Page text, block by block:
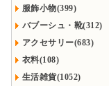
服飾小物(399)
バブーシュ・靴(312)
アクセサリー(683)
衣料(108)
生活雑貨(1052)